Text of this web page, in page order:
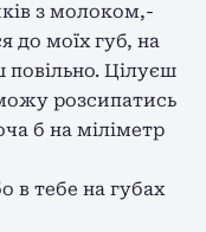
з молоком,-
до моїх губ, на
Цілуєш
розсипатись
б на міліметр
в тебе на губах